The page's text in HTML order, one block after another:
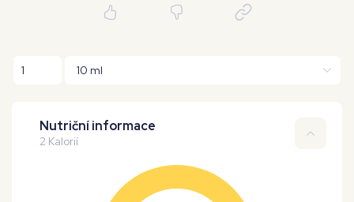
Nutriční informace
2 Kalorií